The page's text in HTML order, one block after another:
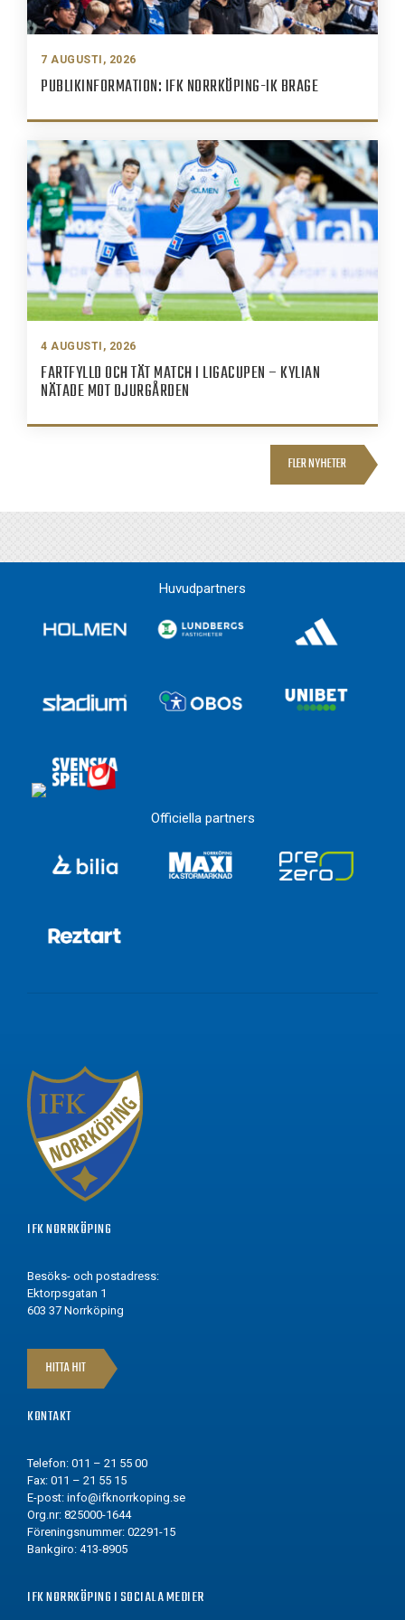
7 AUGUSTI, 2026
PUBLIKINFORMATION: IFK NORRKÖPING-IK BRAGE
4 AUGUSTI, 2026
FARTFYLLD OCH TÄT MATCH I LIGACUPEN – KYLIAN
NÄTADE MOT DJURGÅRDEN
FLER NYHETER
Huvudpartners
Officiella partners
IFK NORRKÖPING
Besöks- och postadress:
Ektorpsgatan 1
603 37 Norrköping
HITTA HIT
KONTAKT
Telefon: 011 – 21 55 00
Fax: 011 – 21 55 15
E-post: info@ifknorrkoping.se
Org.nr: 825000-1644
Föreningsnummer: 02291-15
Bankgiro: 413-8905
IFK NORRKÖPING I SOCIALA MEDIER